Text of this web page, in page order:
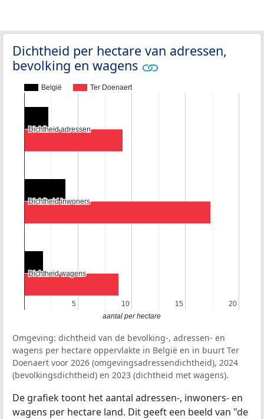
Dichtheid per hectare van adressen,
bevolking en wagens
België Ter Doenaert
5
5 10
10 15
15 20
20
Dichtheid adressen
Dichtheid adressen
Dichtheid inwoners
Dichtheid inwoners
Dichtheid wagens
Dichtheid wagens
aantal per hectare
Omgeving: dichtheid van de bevolking-, adressen- en
wagens per hectare oppervlakte in België en in buurt Ter
Doenaert voor 2026 (omgevingsadressendichtheid), 2024
(bevolkingsdichtheid) en 2023 (dichtheid met wagens).
De grafiek toont het aantal adressen-, inwoners- en
wagens per hectare land. Dit geeft een beeld van "de